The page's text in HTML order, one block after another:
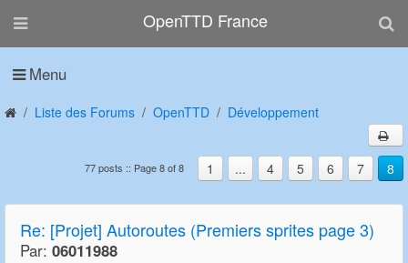
OpenTTD France
Menu
Liste des Forums OpenTTD Développement
1 ... 4 5 6 7 8
77 posts :: Page 8 of 8
Re: [Projet] Autoroutes (Premiers sprites page 3)
Par: 06011988